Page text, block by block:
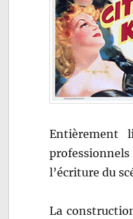
Entièrement
l’écriture du
La